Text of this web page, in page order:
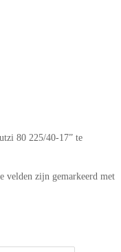
80 225/40-17” te
velden zijn gemarkeerd met